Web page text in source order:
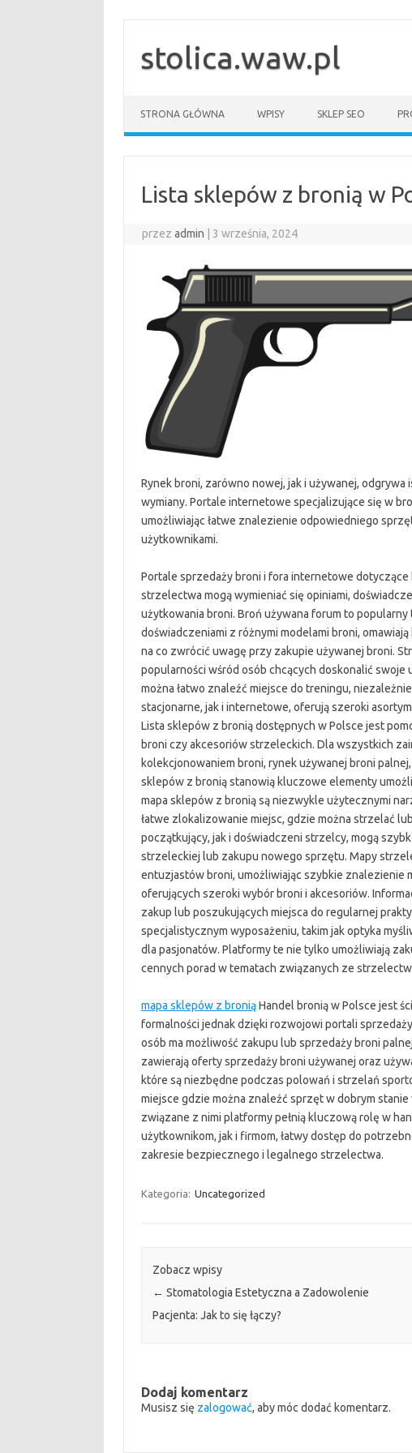
stolica.waw.pl
STRONA GŁÓWNA WPISY SKLEP SEO
Lista sklepów z bronią w
przezadmin 3 września, 2024
Rynek broni, zarówno nowej, jak i używanej,
wymiany. Portale internetowe specjalizujące się w
umożliwiając łatwe znalezienie odpowiedniego
użytkownikami.
Portale sprzedaży broni i fora internetowe dotyczące
strzelectwa mogą wymieniać się opiniami,
użytkowania broni. Broń używana forum to
doświadczeniami z różnymi modelami broni,
na co zwrócić uwagę przy zakupie używanej broni.
popularności wśród osób chcących doskonalić
można łatwo znaleźć miejsce do treningu,
stacjonarne, jak i internetowe, oferują szeroki
Lista sklepów z bronią dostępnych w Polsce jest
broni czy akcesoriów strzeleckich. Dla wszystkich
kolekcjonowaniem broni, rynek używanej broni
sklepów z bronią stanowią kluczowe elementy
mapa sklepów z bronią są niezwykle użytecznymi
łatwe zlokalizowanie miejsc, gdzie można strzelać
początkujący, jak i doświadczeni strzelcy, mogą
strzeleckiej lub zakupu nowego sprzętu. Mapy
entuzjastów broni, umożliwiając szybkie znalezienie
oferujących szeroki wybór broni i akcesoriów.
zakup lub poszukujących miejsca do regularnej
specjalistycznym wyposażeniu, takim jak optyka
dla pasjonatów. Platformy te nie tylko umożliwiają
cennych porad w tematach związanych ze
mapa sklepów z broniąHandel bronią w Polsce jest
formalności jednak dzięki rozwojowi portali
osób ma możliwość zakupu lub sprzedaży broni
zawierają oferty sprzedaży broni używanej oraz
które są niezbędne podczas polowań i strzelań
miejsce gdzie można znaleźć sprzęt w dobrym
związane z nimi platformy pełnią kluczową rolę w
użytkownikom, jak i firmom, łatwy dostęp do
zakresie bezpiecznego i legalnego strzelectwa.
Kategoria: Uncategorized
Zobacz wpisy
← Stomatologia Estetyczna a Zadowolenie
Pacjenta: Jak to się łączy?
Dodaj komentarz
Musisz się zalogować, aby móc dodać komentarz.